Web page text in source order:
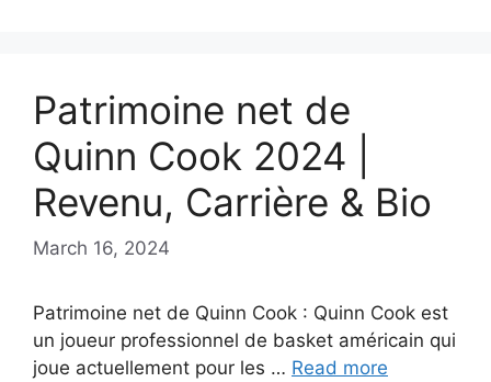
Patrimoine net de
Quinn Cook 2024 |
Revenu, Carrière & Bio
March 16, 2024
Patrimoine net de Quinn Cook : Quinn Cook est
un joueur professionnel de basket américain qui
joue actuellement pour les … Read more